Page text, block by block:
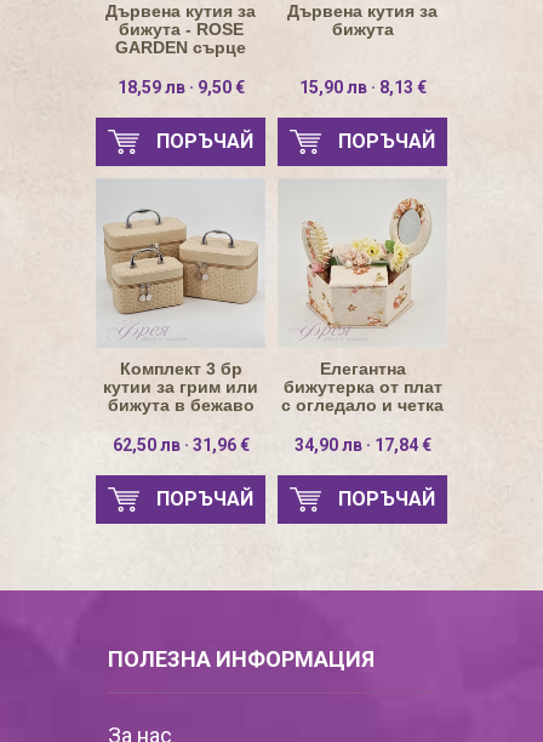
Дървена кутия за
бижута - ROSE
GARDEN сърце
18,59 лв · 9,50 €
ПОРЪЧАЙ
Дървена кутия за
бижута
15,90 лв · 8,13 €
ПОРЪЧАЙ
Комплект 3 бр
кутии за грим или
бижута в бежаво
62,50 лв · 31,96 €
ПОРЪЧАЙ
Елегантна
бижутерка от плат
с огледало и четка
34,90 лв · 17,84 €
ПОРЪЧАЙ
ПОЛЕЗНА ИНФОРМАЦИЯ
За нас